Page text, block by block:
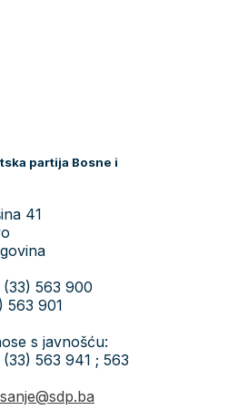
partija Bosne i
41
563 900
563 901
s javnošću:
563 941 ; 563